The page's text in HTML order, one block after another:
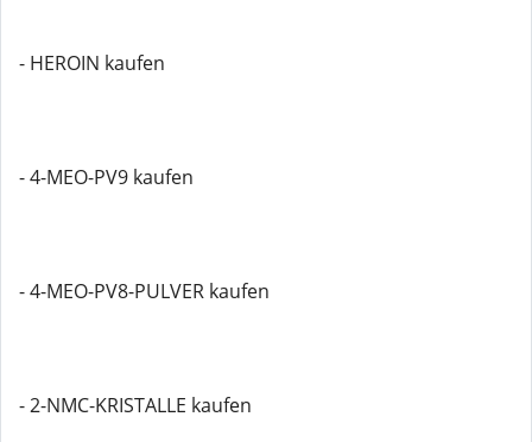
- HEROIN kaufen
- 4-MEO-PV9 kaufen
- 4-MEO-PV8-PULVER kaufen
- 2-NMC-KRISTALLE kaufen